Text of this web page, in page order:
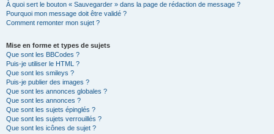
À quoi sert le bouton « Sauvegarder » dans la page de rédaction de message ?
Pourquoi mon message doit être validé ?
Comment remonter mon sujet ?
Mise en forme et types de sujets
Que sont les BBCodes ?
Puis-je utiliser le HTML ?
Que sont les smileys ?
Puis-je publier des images ?
Que sont les annonces globales ?
Que sont les annonces ?
Que sont les sujets épinglés ?
Que sont les sujets verrouillés ?
Que sont les icônes de sujet ?